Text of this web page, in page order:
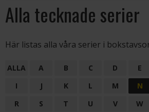
Alla tecknade serier
Här listas alla våra serier i
ALLA A B C D E
I
J K L M N
R
S T U V W